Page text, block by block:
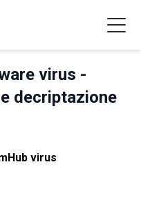
virus -
decriptazione
virus